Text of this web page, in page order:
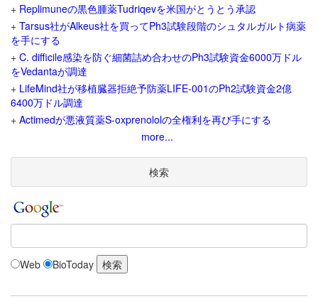
+ Replimuneの黒色腫薬Tudriqevを米国がとうとう承認
+ Tarsus社がAlkeus社を買ってPh3試験段階のシュタルガルト病薬
を手にする
+ C. difficile感染を防ぐ細菌詰め合わせのPh3試験資金6000万ドル
をVedantaが調達
+ LifeMind社が移植臓器拒絶予防薬LIFE-001のPh2試験資金2億
6400万ドル調達
+ Actimedが悪液質薬S-oxprenololの全権利を再び手にする
more...
検索
Web BioToday